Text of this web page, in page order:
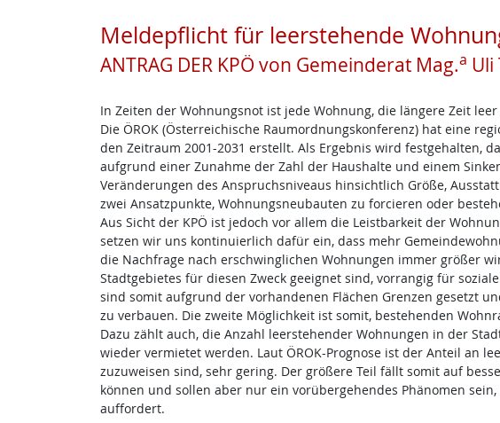
Meldepflicht für leerstehende
ANTRAG DER KPÖ von Gemeinderat Mag.a Uli
In Zeiten der Wohnungsnot ist jede Wohnung, die längere Zeit
Die ÖROK (Österreichische Raumordnungskonferenz) hat eine
den Zeitraum 2001-2031 erstellt. Als Ergebnis wird festgehalten,
aufgrund einer Zunahme der Zahl der Haushalte und einem
Veränderungen des Anspruchsniveaus hinsichtlich Größe,
zwei Ansatzpunkte, Wohnungsneubauten zu forcieren oder
Aus Sicht der KPÖ ist jedoch vor allem die Leistbarkeit der
setzen wir uns kontinuierlich dafür ein, dass mehr
die Nachfrage nach erschwinglichen Wohnungen immer größer
Stadtgebietes für diesen Zweck geeignet sind, vorrangig für
sind somit aufgrund der vorhandenen Flächen Grenzen gesetzt
zu verbauen. Die zweite Möglichkeit ist somit, bestehenden
Dazu zählt auch, die Anzahl leerstehender Wohnungen in der
wieder vermietet werden. Laut ÖROK-Prognose ist der Anteil an
zuzuweisen sind, sehr gering. Der größere Teil fällt somit auf
können und sollen aber nur ein vorübergehendes Phänomen
auffordert.